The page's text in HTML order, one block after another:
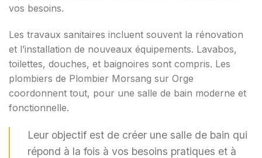
vos besoins.
Les travaux sanitaires incluent souvent la rénovation
et l’installation de nouveaux équipements. Lavabos,
toilettes, douches, et baignoires sont compris. Les
plombiers de Plombier Morsang sur Orge
coordonnent tout, pour une salle de bain moderne et
fonctionnelle.
Leur objectif est de créer une salle de bain qui
répond à la fois à vos besoins pratiques et à